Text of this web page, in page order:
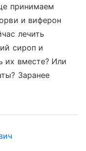
принимаем
и виферон
лечить
сироп и
их вместе? Или
Заранее